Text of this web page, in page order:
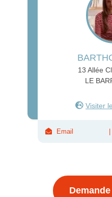
13 Allée
LE
Visiter
Email